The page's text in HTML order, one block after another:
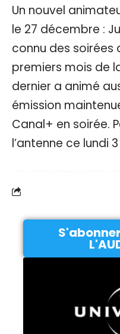
Un nouvel
le 27 décembre :
connu des soirées
premiers mois de
dernier a animé
émission
Canal+ en soirée.
l’antenne ce lundi
S'abonner